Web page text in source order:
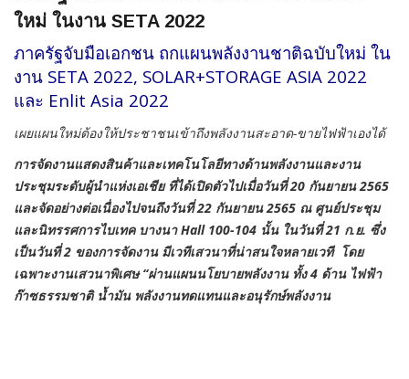
ใหม่ ในงาน SETA 2022
ภาครัฐจับมือเอกชน ถกแผนพลังงานชาติฉบับใหม่ ใน
งาน SETA 2022, SOLAR+STORAGE ASIA 2022
และ Enlit Asia 2022
เผยแผนใหม่ต้องให้ประชาชนเข้าถึงพลังงานสะอาด-ขายไฟฟ้าเองได้
การจัดงานแสดงสินค้าและเทคโนโลยีทางด้านพลังงานและงาน
ประชุมระดับผู้นำแห่งเอเชีย ที่ได้เปิดตัวไปเมื่อวันที่20 กันยายน 2565
และจัดอย่างต่อเนื่องไปจนถึงวันที่ 22 กันยายน 2565 ณ ศูนย์ประชุม
และนิทรรศการไบเทค บางนา Hall 100-104 นั้น ในวันที่ 21 ก.ย. ซึ่ง
เป็นวันที่ 2 ของการจัดงาน มีเวทีเสวนาที่น่าสนใจหลายเวที โดย
เฉพาะงานเสวนาพิเศษ “ผ่านแผนนโยบายพลังงาน ทั้ง 4 ด้าน ไฟฟ้า
ก๊าซธรรมชาติ น้ำมัน พลังงานทดแทนและอนุรักษ์พลังงาน